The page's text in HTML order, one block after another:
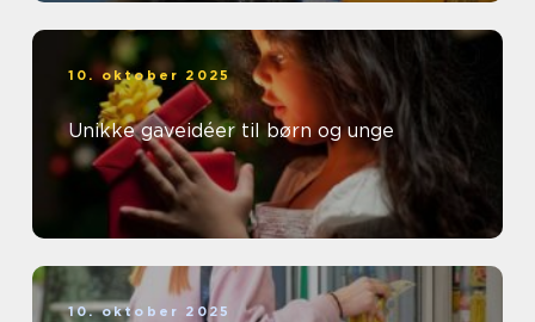
10. oktober 2025
Unikke gaveidéer til børn og unge
10. oktober 2025